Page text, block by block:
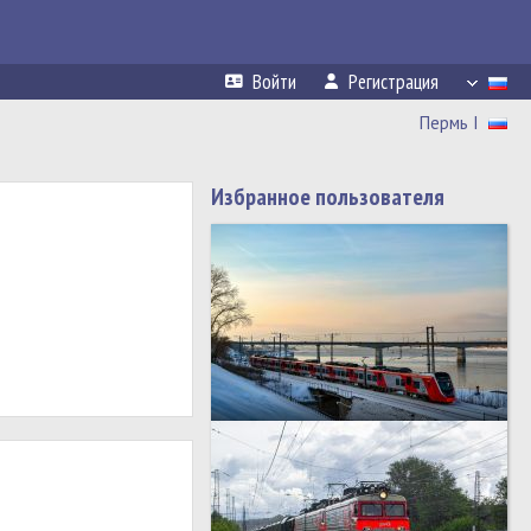
Войти Регистрация
Пермь I
Избранное пользователя